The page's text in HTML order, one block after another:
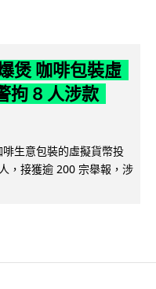
煲 咖啡包裝虛
拘 8 人涉款
生意包裝的虛擬貨幣投
，接獲逾 200 宗舉報，涉